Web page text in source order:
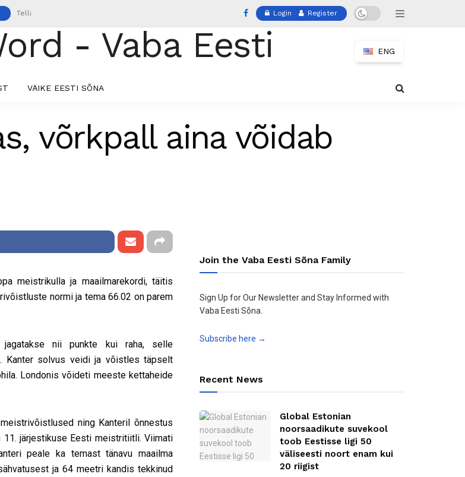
Telli Login Register
ENG
VÄIKE EESTI SÕNA
võrkpall aina võidab
meistrikulla ja maailmarekordi, täitis
normi ja tema 66.02 on parem
nii punkte kui raha, selle
Kanter solvus veidi ja võistles täpselt
Londonis võideti meeste kettaheide
ning Kanteril õnnestus
järjestikuse Eesti meistritiitli. Viimati
peale ka temast tänavu maailma
ja 64 meetri kandis tekkinud
Join the Vaba Eesti Sõna Family
Sign Up for Our Newsletter and Stay Informed with
Vaba Eesti Sõna.
Subscribe here →
Recent News
Global Estonian
noorsaadikute suvekool
toob Eestisse ligi 50
väliseesti noort enam kui
20 riigist